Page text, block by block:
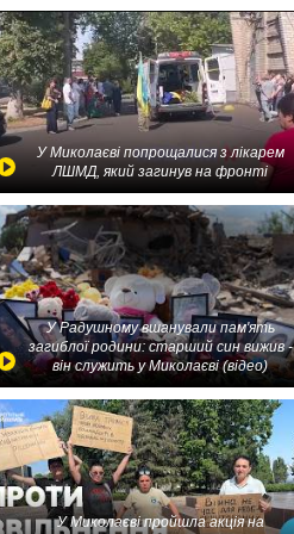
У Миколаєві попрощалися з лікарем
ЛШМД, який загинув на фронті
У Радушному вшанували пам'ять
загиблої родини: старший син вижив -
він служить у Миколаєві (відео)
У Миколаєві пройшла акція на